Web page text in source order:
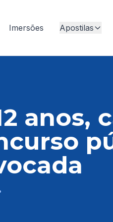
Imersões Apostilas
anos,